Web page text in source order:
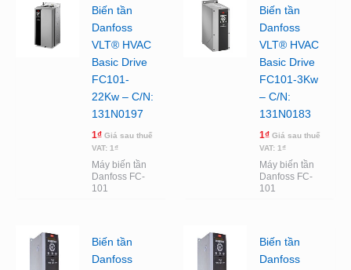
Biến tần
Danfoss
VLT® HVAC
Basic Drive
FC101-
22Kw – C/N:
131N0197
1₫ Giá sau thuế
VAT: 1₫
Máy biến tần
Danfoss FC-
101
Biến tần
Danfoss
VLT® HVAC
Basic Drive
FC101-3Kw
– C/N:
131N0183
1₫ Giá sau thuế
VAT: 1₫
Máy biến tần
Danfoss FC-
101
Biến tần
Danfoss
Biến tần
Danfoss